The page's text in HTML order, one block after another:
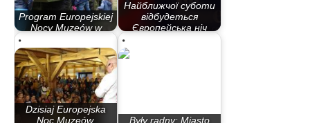
Program Europejskiej
Nocy Muzeów w
Найближчої суботи
відбудеться
Європейська ніч
Dzisiaj Europejska
Noc Muzeów.
Były radny: Miasto